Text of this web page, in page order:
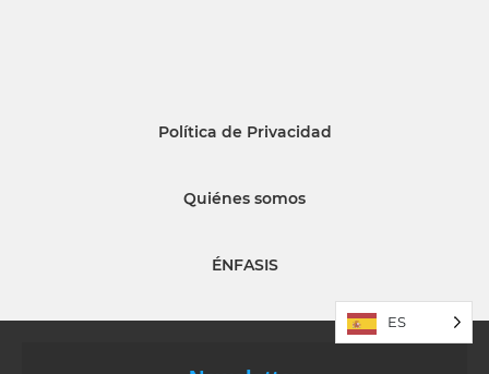
Política de Privacidad
Quiénes somos
ÉNFASIS
ES